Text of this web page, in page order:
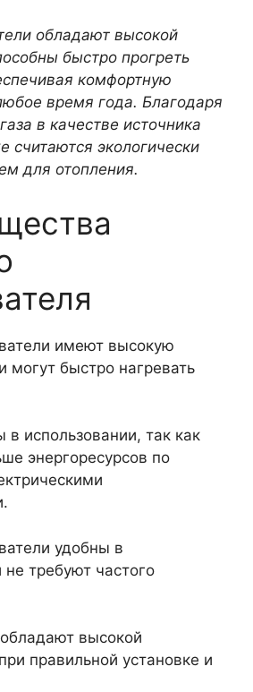
обладают высокой
быстро прогреть
комфортную
время года. Благодаря
в качестве источника
считаются экологически
для отопления.
имеют высокую
могут быстро нагревать
использовании, так как
энергоресурсов по
удобны в
требуют частого
высокой
правильной установке и